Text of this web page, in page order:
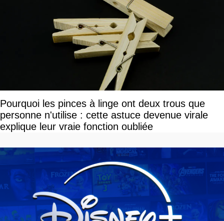
Pourquoi les pinces à linge ont deux trous que
personne n'utilise : cette astuce devenue virale
explique leur vraie fonction oubliée